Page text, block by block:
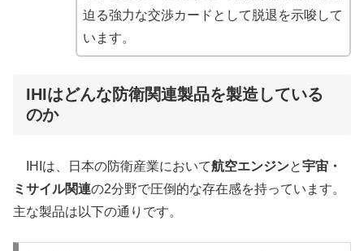
迫る強力な交渉カードとして脱退を示唆して
います。
IHIはどんな防衛関連製品を製造している
のか
IHIは、日本の防衛産業において航空エンジンと宇宙・
ミサイル関連の2分野で圧倒的な存在感を持っています。
主な製品は以下の通りです。